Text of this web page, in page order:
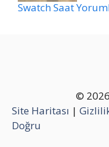
Swatch Saat
©
Site Haritası |
Doğru